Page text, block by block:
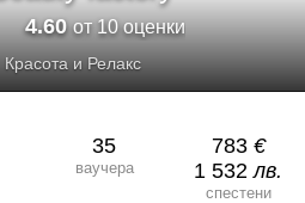
4.60от 10 оценки
Красота и Релакс
35
ваучера
783 €
1 532лв.
спестени